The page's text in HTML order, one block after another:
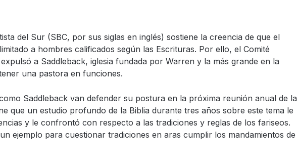
del Sur (SBC, por sus siglas en inglés) sostiene la creencia de que el
a hombres calificados según las Escrituras. Por ello, el Comité
a Saddleback, iglesia fundada por Warren y la más grande en la
una pastora en funciones.
Saddleback van defender su postura en la próxima reunión anual de la
que un estudio profundo de la Biblia durante tres años sobre este tema le
y le confrontó con respecto a las tradiciones y reglas de los fariseos.
ejemplo para cuestionar tradiciones en aras cumplir los mandamientos de